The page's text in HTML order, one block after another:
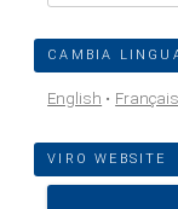
per:
CAMBIA
English Français
VIRO WEBSITE